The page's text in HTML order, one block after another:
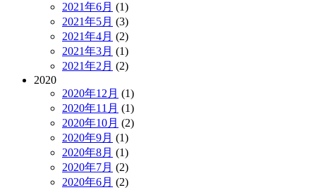
2021年6月 (1)
2021年5月 (3)
2021年4月 (2)
2021年3月 (1)
2021年2月 (2)
2020
2020年12月 (1)
2020年11月 (1)
2020年10月 (2)
2020年9月 (1)
2020年8月 (1)
2020年7月 (2)
2020年6月 (2)